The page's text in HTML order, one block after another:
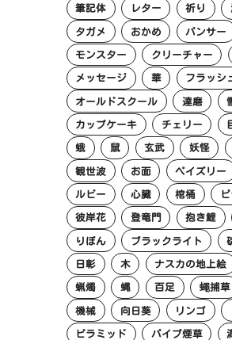
筆記体
レター 祈り
タガメ
おかめ パンサー
モンスター
クリーチャー
メッセージ
華 フラッシ
オールドスクール
達磨
カップケーキ
チェリー
蛾
鼠 玄武 妖怪
観世波
お面 ペイズリー
ルビー
心臓 棺桶
彼岸花
登竜門 抱き鯉
りぼん
ブラックライト
日彰
木 ナスカの地上絵
蝋燭
蝿 百足 蠅捕草
機械
向日葵 リンゴ
ピラミッド
パイプ煙草